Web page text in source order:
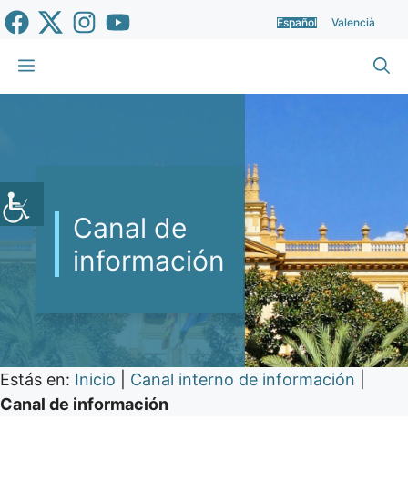
Saltar
al
contenido
Español Valencià
Menú
Canal de
información
Estás en: Inicio Canal interno de información
Canal de información